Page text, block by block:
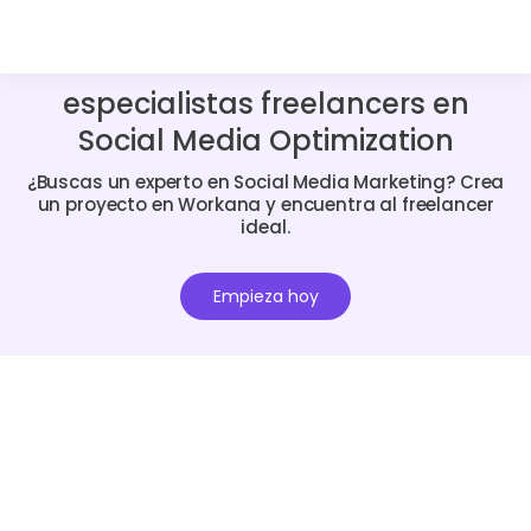
especialistas freelancers en
Social Media Optimization
¿Buscas un experto en Social Media Marketing? Crea
un proyecto en Workana y encuentra al freelancer
ideal.
Empieza hoy